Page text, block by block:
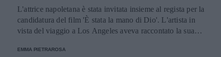
L'attrice napoletana è stata invitata insieme al regista per la
candidatura del film 'È stata la mano di Dio'. L'artista in
vista del viaggio a Los Angeles aveva raccontato la sua
EMMA PIETRAROSA